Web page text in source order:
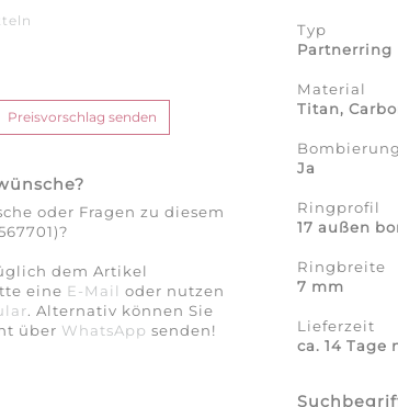
oder Fragen zu diesem
dem Artikel
eine E-Mail oder nutzen
. Alternativ können Sie
über WhatsApp senden!
Typ
Partnerring
Material
Titan,
Bombierung
Ja
Ringprofil
17 außen
Ringbreite
7 mm
Lieferzeit
ca. 14 Tage